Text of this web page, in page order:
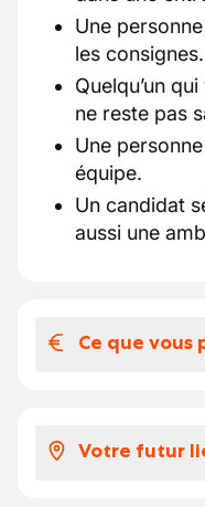
Une
les consignes.
Quelqu’un
ne reste pas
Une
équipe.
Un candidat
aussi une
Ce que vous
Salaire de
Votre futur